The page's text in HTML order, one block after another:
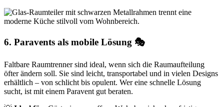
6. Paravents als mobile Lösung 🎭
Faltbare Raumtrenner sind ideal, wenn sich die Raumaufteilung
öfter ändern soll. Sie sind leicht, transportabel und in vielen Designs
erhältlich – von schlicht bis opulent. Wer eine schnelle Lösung
sucht, ist mit einem Paravent gut beraten.